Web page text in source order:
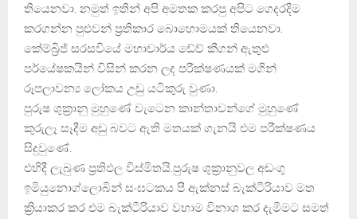
තියෙනවා. නමුත් ඉතින් අපි අමතක කරපු අපිට ගෙදරදිම
කරගන්න පුළුවන් ප්‍රතිකාර බොහොමයක් තියෙනවා.
කේම්බ්‍රිජ් සරසවියේ මහාචාර්ය ඩේව් කීගන් ඇතුළු
පර්යේෂකයින් විසින් කරන ලද පරීක්ෂණයක් මගින්
රූපලාවන්‍ය ලෝකය උඩු යටිකුරු වුණා.
පුරුෂ ශුක්‍රානු මුහුණේ වැටෙන කාන්තාවන්ගේ මුහුණේ
කුරුලෑ සෑදීම අඩු බවට ඇති මතයක් ගැනයි එම පරීක්ෂණය
සිදුවුණේ.
එහිදී ලැබුණ ප්‍රතිඵල විස්මිතයි.පුරුෂ ශුක්‍රානුවල අඩංගු
ඉමියුනොග්ලොබින් සංඝටකය පී ඇක්නස් බැක්ටීරියාව මත
ක්‍රියාකර කර එම බැක්ටීරියාව වහාම විනාශ කර දැමීමට සමත්